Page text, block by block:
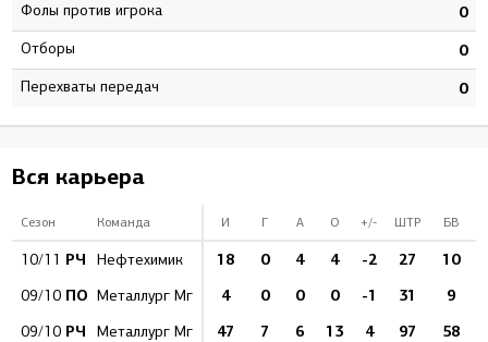
Фолы против игрока 0
Отборы 0
Перехваты передач 0
Вся карьера
Сезон Команда И Г А О +/- ШТР БВ
10/11 РЧ Нефтехимик 18 0 4 4 -2 27 10
09/10 ПО Металлург Мг 4 0 0 0 -1 31 9
09/10 РЧ Металлург Мг 47 7 6 13 4 97 58